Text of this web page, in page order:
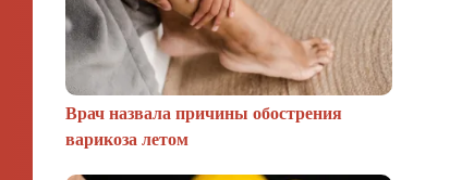
Врач назвала причины обострения
варикоза летом